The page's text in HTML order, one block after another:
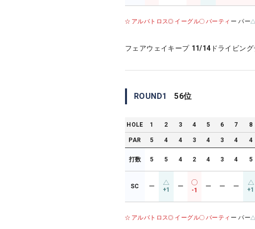
アルバトロス イーグル バーティ ー パー
フェアウェイキープ 11/14 ドライビン
ROUND1 56位
HOLE 1 2 3 4 5 6 7 8
PAR 5 4 4 3 4 3 4 4
打数 5 5 4 2 4 3 4 5
SC ー +1 ー
-1
ー ー ー +1
アルバトロス イーグル バーティ ー パー